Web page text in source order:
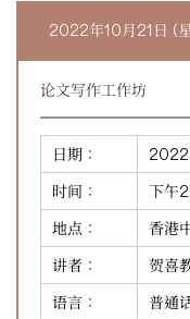
2022年10月21日 (
论文写作工作坊
日期：
2022
时间：
下午
地点：
香港
讲者：
贺喜
语言：
普通